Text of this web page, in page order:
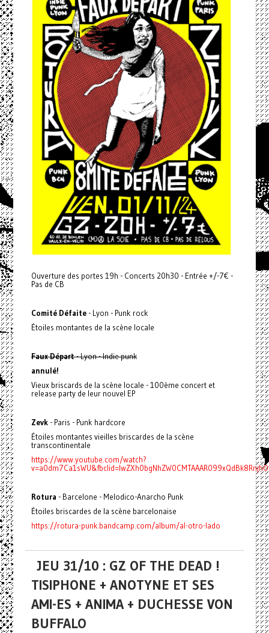
Ouverture des portes 19h - Concerts 20h30 - Entrée +/-7€ -
Pas de CB
Comité Défaite- Lyon - Punk rock
Étoiles montantes de la scène locale
Faux Départ- Lyon - Indie punk
annulé!
Vieux briscards de la scène locale - 100ème concert et
release party de leur nouvel EP
Zevk- Paris - Punk hardcore
Étoiles montantes vieilles briscardes de la scène
transcontinentale
https://www.youtube.com/watch?
Rotura - Barcelone - Melodico-Anarcho Punk
Étoiles briscardes de la scène barcelonaise
https://rotura-punk.bandcamp.com/album/al-otro-lado
JEU 31/10 : GZ OF THE DEAD !
TISIPHONE + ANOTYNE ET SES
AMI-ES + ANIMA + DUCHESSE VON
BUFFALO